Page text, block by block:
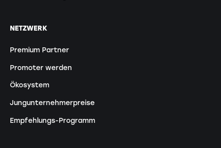
NETZWERK
Premium Partner
Promoter werden
Ökosystem
Jungunternehmerpreise
Empfehlungs-Programm